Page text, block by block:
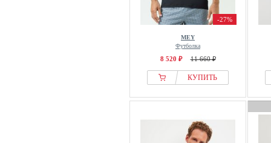
-27%
MEY
Футболка
8 520 ₽ 11 660 ₽
КУПИТЬ